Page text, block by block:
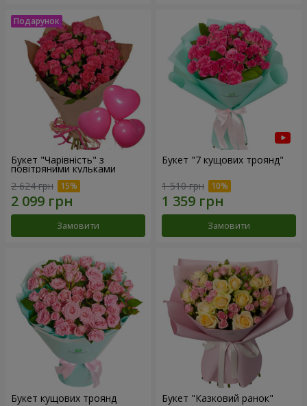
Букет "Чарівність" з
повітряними кульками
2 624 грн
Замовити
Букет "7 кущових троянд"
1 510 грн
Замовити
Букет кущових троянд Букет "Казковий ранок"